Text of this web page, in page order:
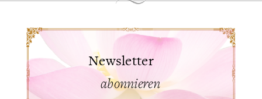
abonnieren
Newsletter